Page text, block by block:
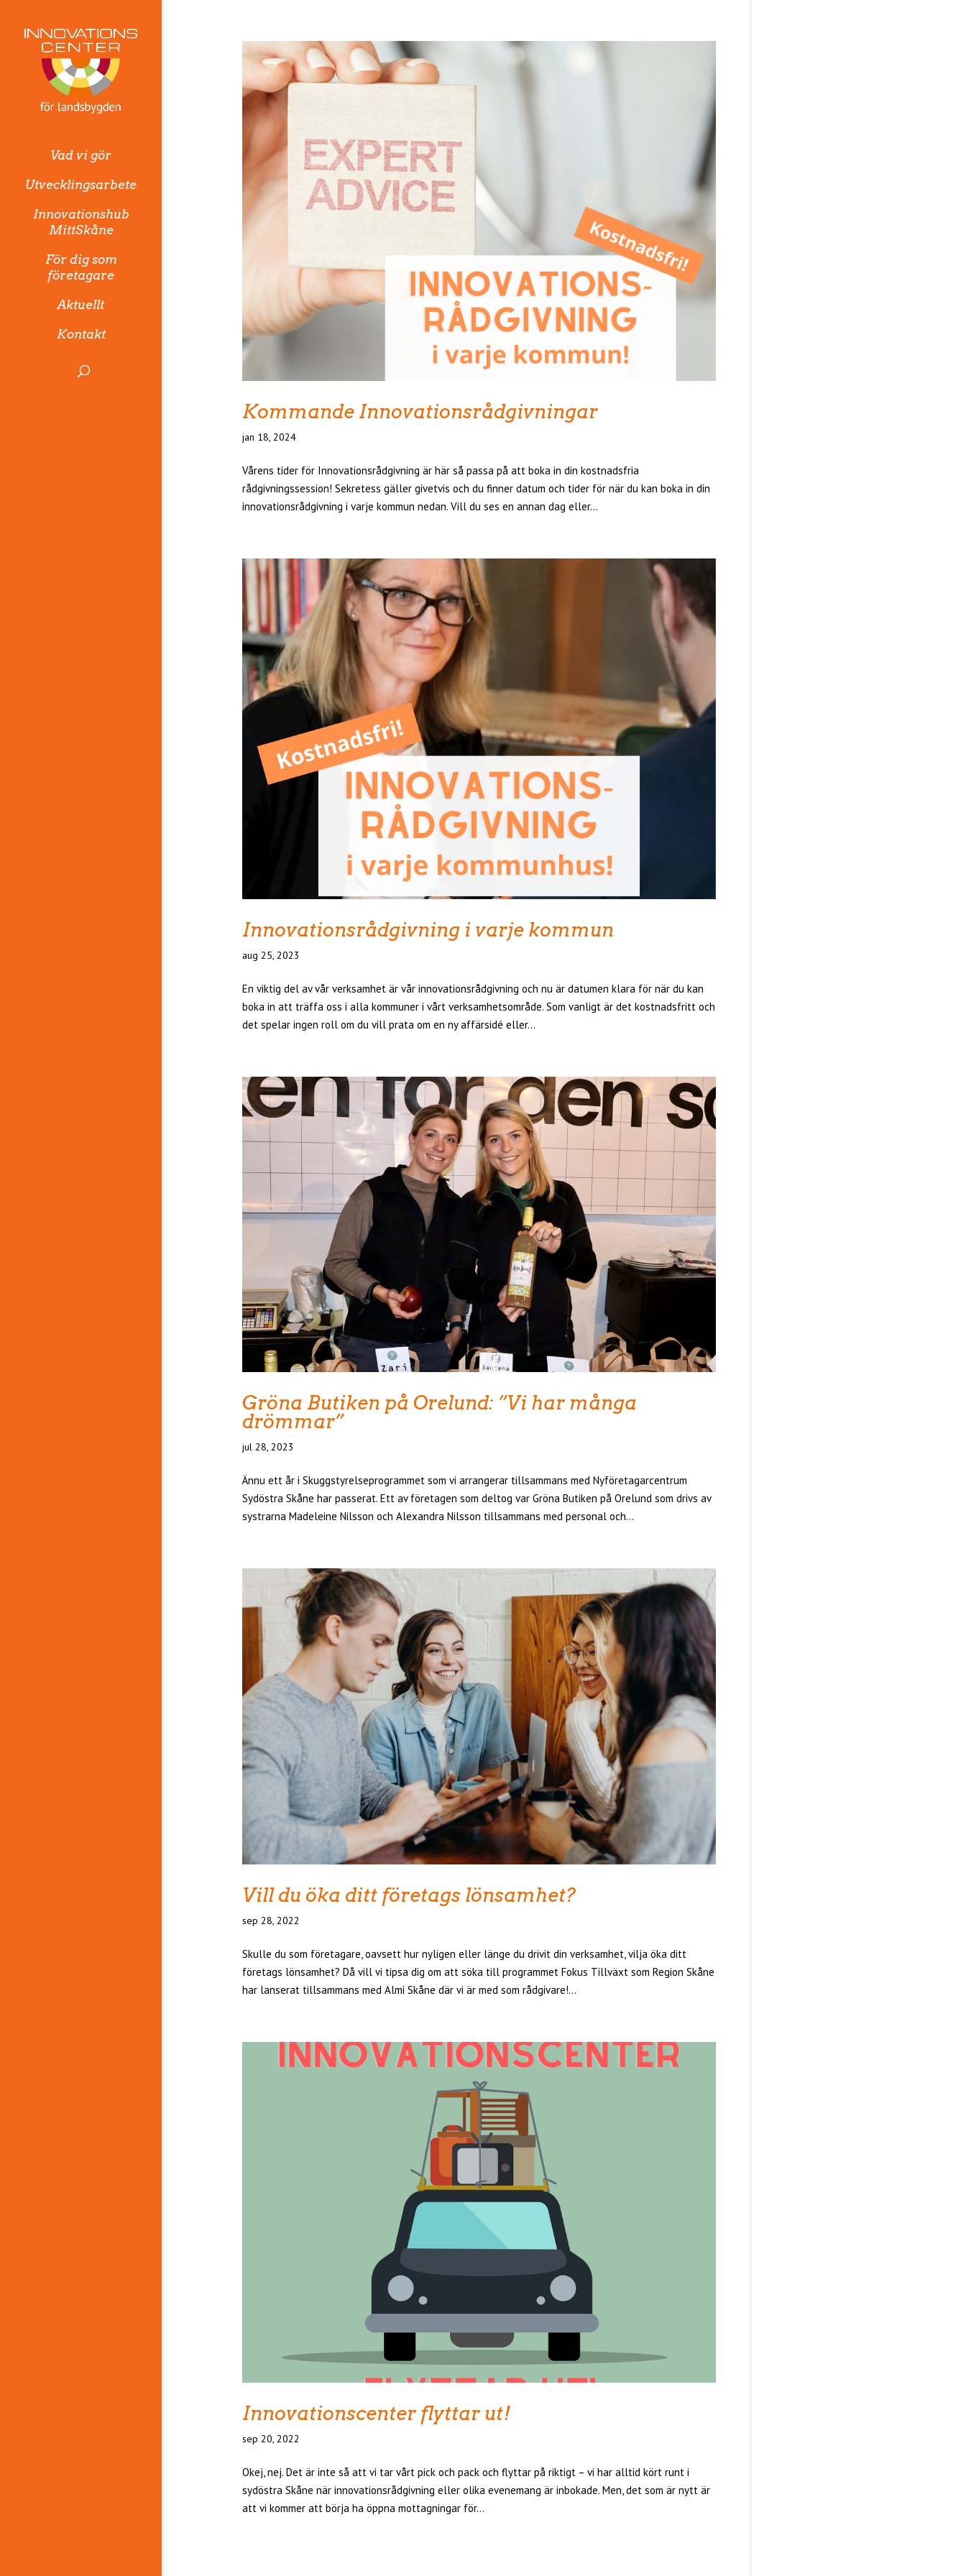
Vad vi gör
Utvecklingsarbete
Innovationshub
MittSkåne
För dig som
företagare
Aktuellt
Kontakt
Kommande Innovationsrådgivningar
jan 18, 2024
Vårens tider för Innovationsrådgivning är här så passa på att boka in din kostnadsfria
rådgivningssession! Sekretess gäller givetvis och du finner datum och tider för när du kan boka in din
innovationsrådgivning i varje kommun nedan. Vill du ses en annan dag eller...
Innovationsrådgivning i varje kommun
aug 25, 2023
En viktig del av vår verksamhet är vår innovationsrådgivning och nu är datumen klara för när du kan
boka in att träffa oss i alla kommuner i vårt verksamhetsområde. Som vanligt är det kostnadsfritt och
det spelar ingen roll om du vill prata om en ny affärsidé eller...
Gröna Butiken på Orelund: ”Vi har många
drömmar”
jul 28, 2023
Ännu ett år i Skuggstyrelseprogrammet som vi arrangerar tillsammans med Nyföretagarcentrum
Sydöstra Skåne har passerat. Ett av företagen som deltog var Gröna Butiken på Orelund som drivs av
systrarna Madeleine Nilsson och Alexandra Nilsson tillsammans med personal och...
Vill du öka ditt företags lönsamhet?
sep 28, 2022
Skulle du som företagare, oavsett hur nyligen eller länge du drivit din verksamhet, vilja öka ditt
företags lönsamhet? Då vill vi tipsa dig om att söka till programmet Fokus Tillväxt som Region Skåne
har lanserat tillsammans med Almi Skåne där vi är med som rådgivare!...
Innovationscenter flyttar ut!
sep 20, 2022
Okej, nej. Det är inte så att vi tar vårt pick och pack och flyttar på riktigt – vi har alltid kört runt i
sydöstra Skåne när innovationsrådgivning eller olika evenemang är inbokade. Men, det som är nytt är
att vi kommer att börja ha öppna mottagningar för...